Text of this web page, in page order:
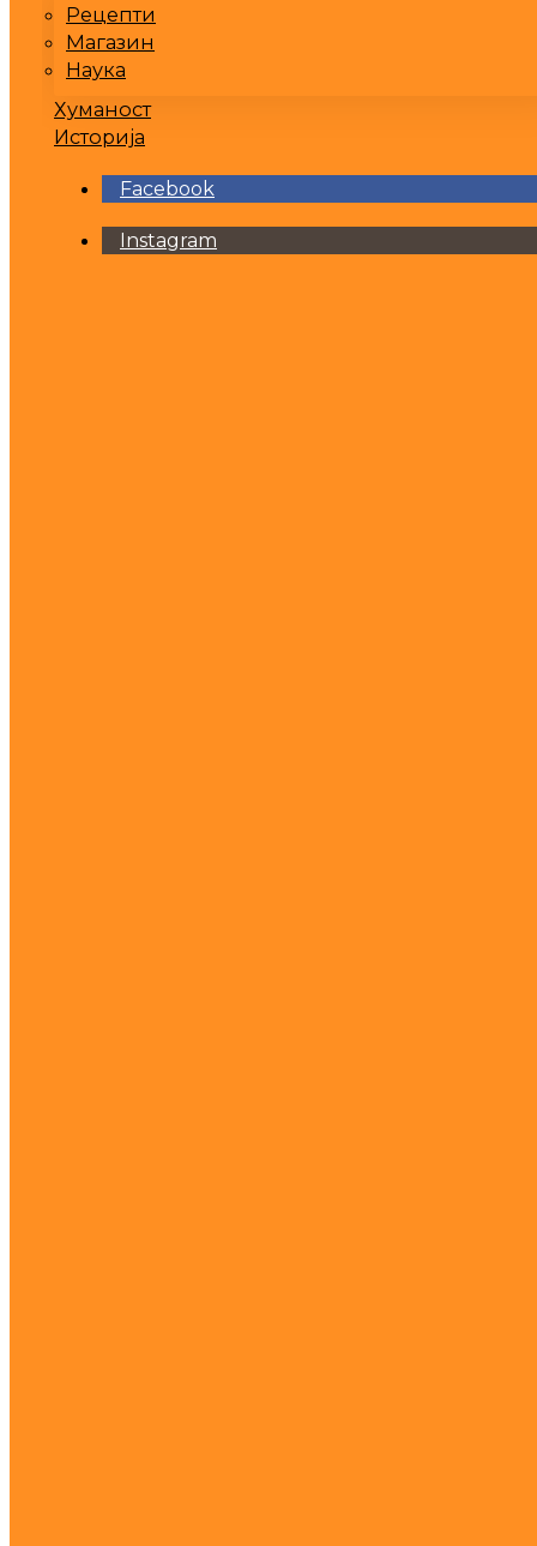
Рецепти
Магазин
Наука
Хуманост
Историја
Facebook
Instagram